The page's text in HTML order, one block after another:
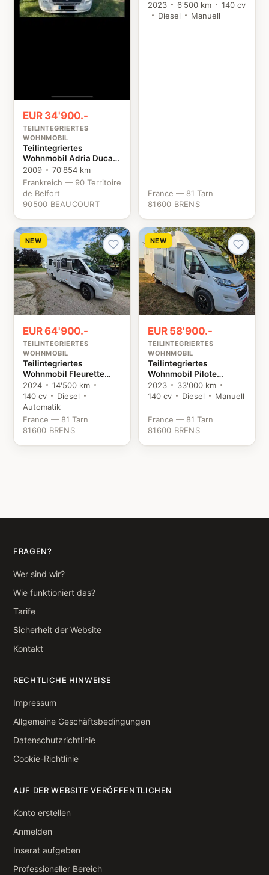
EUR 34'900.-
TEILINTEGRIERTES
WOHNMOBIL
Teilintegriertes
Wohnmobil Adria Ducato
Fiat
2009
70'854 km
Frankreich — 90 Territoire
de Belfort
90500 BEAUCOURT
T7400SBC Citroën
2023 6'500 km
140 cv
Diesel
Manuell
France — 81 Tarn
81600 BRENS
NEW
EUR 64'900.-
TEILINTEGRIERTES
WOHNMOBIL
Teilintegriertes
Wohnmobil Fleurette
Florium Baxter 64 LDF
Fiat
2024
14'500 km
140 cv
Diesel
Automatik
France — 81 Tarn
81600 BRENS
NEW
EUR 58'900.-
TEILINTEGRIERTES
WOHNMOBIL
Teilintegriertes
Wohnmobil Pilote
P746FGJ Evidence
Citroën
2023
33'000 km
140 cv
Diesel Manuell
France — 81 Tarn
81600 BRENS
FRAGEN?
Wer sind wir?
Wie funktioniert das?
Tarife
Sicherheit der Website
Kontakt
RECHTLICHE HINWEISE
Impressum
Allgemeine Geschäftsbedingungen
Datenschutzrichtlinie
Cookie-Richtlinie
AUF DER WEBSITE VERÖFFENTLICHEN
Konto erstellen
Anmelden
Inserat aufgeben
Professioneller Bereich